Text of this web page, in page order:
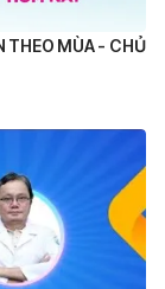
THEO MÙA - CHỦ